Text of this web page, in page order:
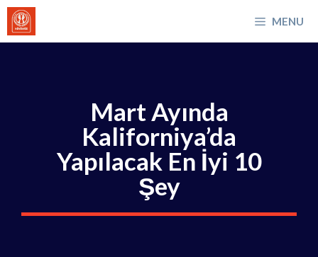
İçeriğe
atla
MENU
Mart Ayında
Kaliforniya’da
Yapılacak En İyi 10
Şey